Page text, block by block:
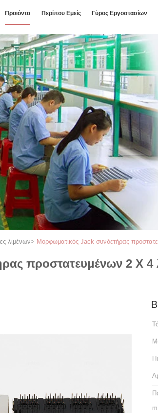
Προϊόντα Περίπου Εμείς Γύρος Εργοστασίων
λιμένων> Μορφωματικός Jack συνδετήρας
προστατευμένων 2 X 4